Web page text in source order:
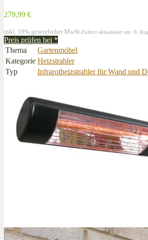
279,99 €
inkl. 19% gesetzlicher MwSt. Zuletzt aktualisiert am: 6.
Preis prüfen bei *
Thema
Gartenmöbel
Kategorie Heizstrahler
Typ
Infrarotheizstrahler für Wand und